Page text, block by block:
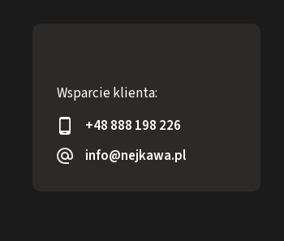
Wsparcie klienta:
+48 888 198 226
info@nejkawa.pl